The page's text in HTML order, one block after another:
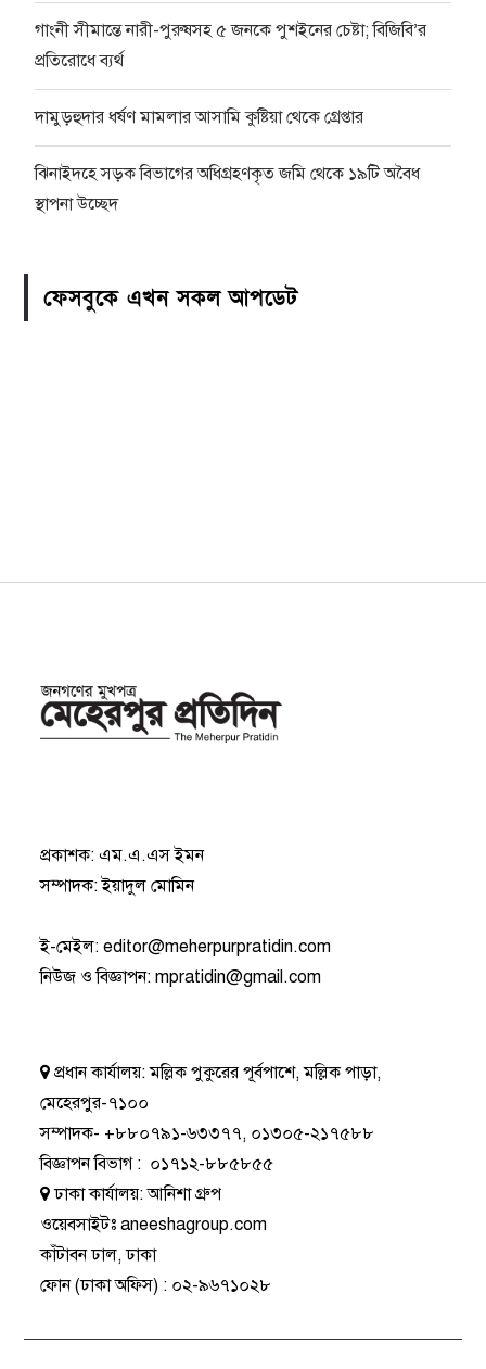
গাংনী সীমান্তে নারী-পুরুষসহ ৫ জনকে পুশইনের চেষ্টা; বিজিবি’র
প্রতিরোধে ব্যর্থ
দামুড়হুদার ধর্ষণ মামলার আসামি কুষ্টিয়া থেকে গ্রেপ্তার
ঝিনাইদহে সড়ক বিভাগের অধিগ্রহণকৃত জমি থেকে ১৯টি অবৈধ
স্থাপনা উচ্ছেদ
ফেসবুকে এখন সকল আপডেট
প্রকাশক: এম.এ.এস ইমন
সম্পাদক: ইয়াদুল মোমিন
ই-মেইল:editor@meherpurpratidin.com
নিউজ ও বিজ্ঞাপন:mpratidin@gmail.com
প্রধান কার্যালয়:মল্লিক পুকুরের পূর্বপাশে, মল্লিক পাড়া,
মেহেরপুর-৭১০০
সম্পাদক- +৮৮০৭৯১-৬৩৩৭৭, ০১৩০৫-২১৭৫৮৮
বিজ্ঞাপন বিভাগ: ০১৭১২-৮৮৫৮৫৫
ঢাকা কার্যালয়:আনিশা গ্রুপ
ওয়েবসাইটঃaneeshagroup.com
কাঁটাবন ঢাল, ঢাকা
ফোন(ঢাকা অফিস) : ০২-৯৬৭১০২৮